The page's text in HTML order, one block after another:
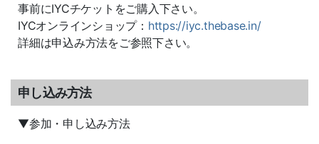
事前にIYCチケットをご購入下さい。
IYCオンラインショップ： https://iyc.thebase.in/
詳細は申込み方法をご参照下さい。
申し込み方法
▼参加・申し込み方法